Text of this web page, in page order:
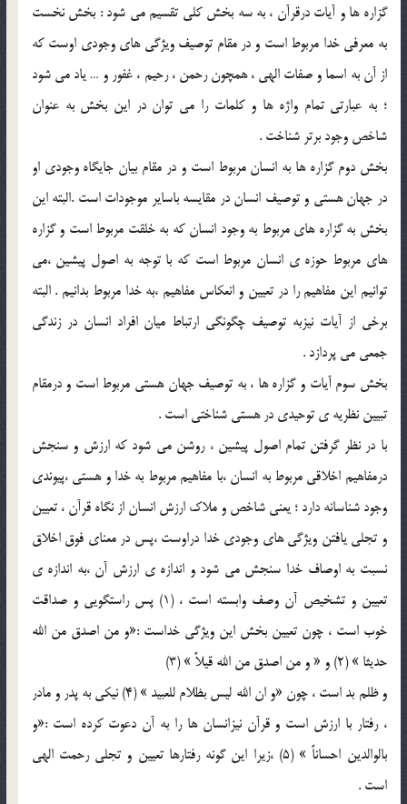
گزاره ها و آيات درقرآن ، به سه بخش کلي تقسيم مي شود : بخش نخست
به معرفي خدا مربوط است و در مقام توصيف ويژگي هاي وجودي اوست که
از آن به اسما و صفات الهي ، همچون رحمن ، رحيم ، غفور و … ياد مي شود
؛ به عبارتي تمام واژه ها و کلمات را مي توان در اين بخش به عنوان
شاخص وجود برتر شناخت .
بخش دوم گزاره ها به انسان مربوط است و در مقام بيان جايگاه وجودي او
در جهان هستي و توصيف انسان در مقايسه باساير موجودات است .البته اين
بخش به گزاره هاي مربوط به وجود انسان که به خلقت مربوط است و گزاره
هاي مربوط حوزه ي انسان مربوط است که با توجه به اصول پيشين ،مي
توانيم اين مفاهيم را در تعيين و انعکاس مفاهيم ،به خدا مربوط بدانيم . البته
برخي از آيات نيزبه توصيف چگونگي ارتباط ميان افراد انسان در زندگي
جمعي مي پردازد .
بخش سوم آيات و گزاره ها ، به توصيف جهان هستي مربوط است و درمقام
تبيين نظريه ي توحيدي در هستي شناختي است .
با در نظر گرفتن تمام اصول پيشين ، روشن مي شود که ارزش و سنجش
درمفاهيم اخلاقي مربوط به انسان ،با مفاهيم مربوط به خدا و هستي ،پيوندي
وجود شناسانه دارد ؛ يعني شاخص و ملاک ارزش انسان از نگاه قرآن ، تعيين
و تجلي يافتن ويژگي هاي وجودي خدا دراوست ،پس در معناي فوق اخلاق
نسبت به اوصاف خدا سنجش مي شود و اندازه ي ارزش آن ،به اندازه ي
تعيين و تشخيص آن وصف وابسته است ، (1) پس راستگويي و صداقت
خوب است ، چون تعيين بخش اين ويژگي خداست :«و من اصدق من الله
حديثا » (2) و « و من اصدق من الله قيلاً » (3)
و ظلم بد است ، چون «و ان الله ليس بظلام للعبيد » (4) نيکي به پدر و مادر
، رفتار با ارزش است و قرآن نيزانسان ها را به آن دعوت کرده است :«و
بالوالدين احساناً » (5) ،زيرا اين گونه رفتارها تعيين و تجلي رحمت الهي
است .